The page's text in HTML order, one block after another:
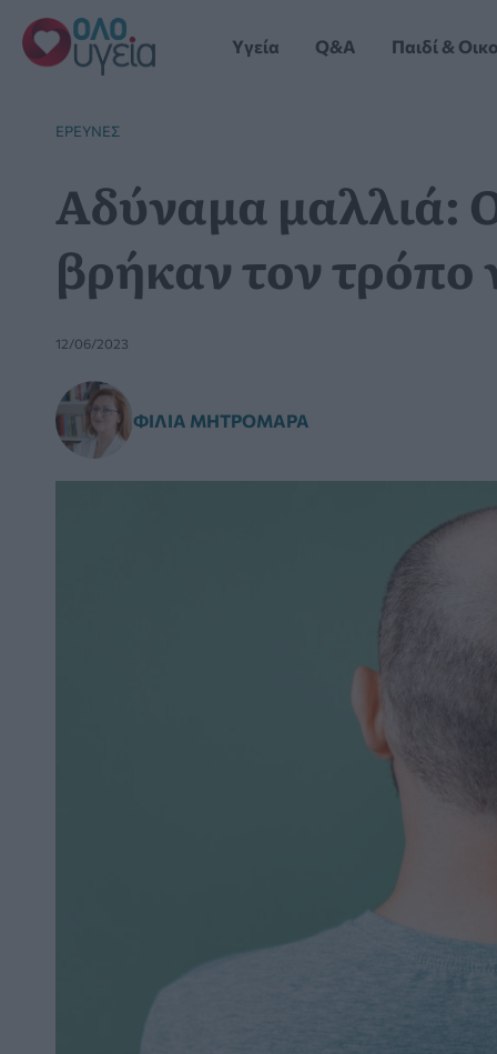
Μετάβαση
στο
περιεχόμενο
Yγεία Q&A Παιδί &
ΈΡΕΥΝΕΣ
Αδύναμα μαλλιά:
βρήκαν τον τρόπο
12/06/2023
ΦΊΛΙΑ ΜΗΤΡΟΜΆΡΑ